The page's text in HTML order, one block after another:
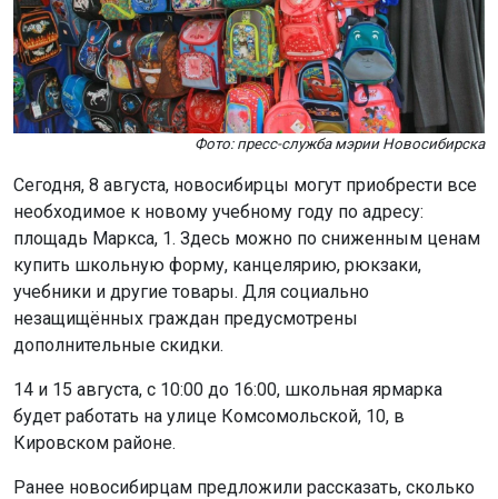
Фото: пресс-служба мэрии Новосибирска
Сегодня, 8 августа, новосибирцы могут приобрести все
необходимое к новому учебному году по адресу:
площадь Маркса, 1. Здесь можно по сниженным ценам
купить школьную форму, канцелярию, рюкзаки,
учебники и другие товары. Для социально
незащищённых граждан предусмотрены
дополнительные скидки.
14 и 15 августа, с 10:00 до 16:00, школьная ярмарка
будет работать на улице Комсомольской, 10, в
Кировском районе.
Ранее новосибирцам предложили рассказать, сколько